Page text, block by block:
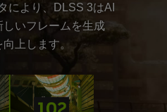
により、DLSS 3はAI
いフレームを生成
上します。